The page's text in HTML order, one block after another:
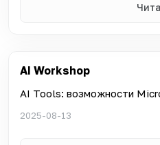
AI Workshop
AI Tools: возможности
2025-08-13